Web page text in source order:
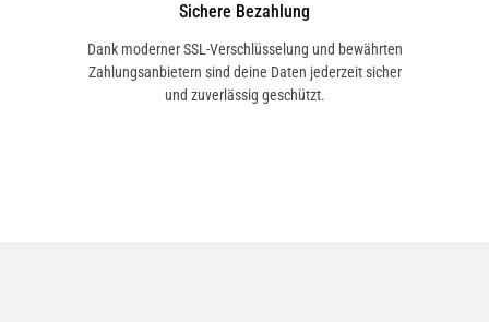
Sichere Bezahlung
Dank moderner SSL-Verschlüsselung und bewährten
Zahlungsanbietern sind deine Daten jederzeit sicher
und zuverlässig geschützt.